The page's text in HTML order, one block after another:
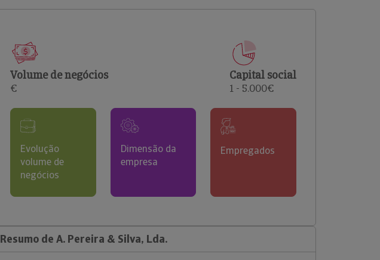
comerciais e analisar o risco de incumprimento dos
Volume de negócios
€
Capital social
1 - 5.000€
Evolução
volume de
negócios
Dimensão da
empresa
Empregados
Resumo de A. Pereira & Silva, Lda.